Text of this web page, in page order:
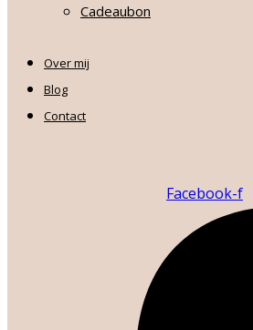
Cadeaubon
Over mij
Blog
Contact
Facebook-f